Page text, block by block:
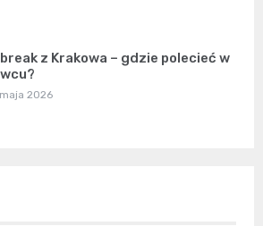
z Krakowa – gdzie polecieć w
2026